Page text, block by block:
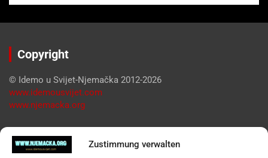
Zustimmung verwalten
Copyright
© Idemo u Svijet-Njemačka 2012-2026
www.idemousvijet.com
www.njemacka.org
Pregled